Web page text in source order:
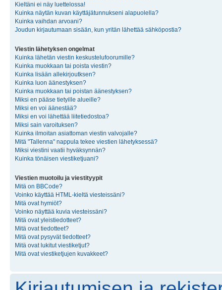
Kieltäni ei näy luettelossa!
Kuinka näytän kuvan käyttäjätunnukseni alapuolella?
Kuinka vaihdan arvoani?
Joudun kirjautumaan sisään, kun yritän lähettää sähköpostia?
Viestin lähetyksen ongelmat
Kuinka lähetän viestin keskustelufoorumille?
Kuinka muokkaan tai poista viestin?
Kuinka lisään allekirjoutksen?
Kuinka luon äänestyksen?
Kuinka muokkaan tai poistan äänestyksen?
Miksi en pääse tietyille alueille?
Miksi en voi äänestää?
Miksi en voi lähettää liitetiedostoa?
Miksi sain varoituksen?
Kuinka ilmoitan asiattoman viestin valvojalle?
Mitä "Tallenna" nappula tekee viestien lähetyksessä?
Miksi viestini vaatii hyväksynnän?
Kuinka tönäisen viestiketjuani?
Viestien muotoilu ja viestityypit
Mitä on BBCode?
Voinko käyttää HTML-kieltä viesteissäni?
Mitä ovat hymiöt?
Voinko näyttää kuvia viesteissäni?
Mitä ovat yleistiedotteet?
Mitä ovat tiedotteet?
Mitä ovat pysyvät tiedotteet?
Mitä ovat lukitut viestiketjut?
Mitä ovat viestiketjujen kuvakkeet?